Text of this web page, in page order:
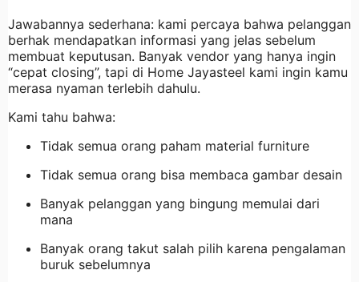
Jawabannya sederhana: kami percaya bahwa pelanggan
berhak mendapatkan informasi yang jelas sebelum
membuat keputusan. Banyak vendor yang hanya ingin
“cepat closing”, tapi di Home Jayasteel kami ingin kamu
merasa nyaman terlebih dahulu.
Kami tahu bahwa:
Tidak semua orang paham material furniture
Tidak semua orang bisa membaca gambar desain
Banyak pelanggan yang bingung memulai dari
mana
Banyak orang takut salah pilih karena pengalaman
buruk sebelumnya